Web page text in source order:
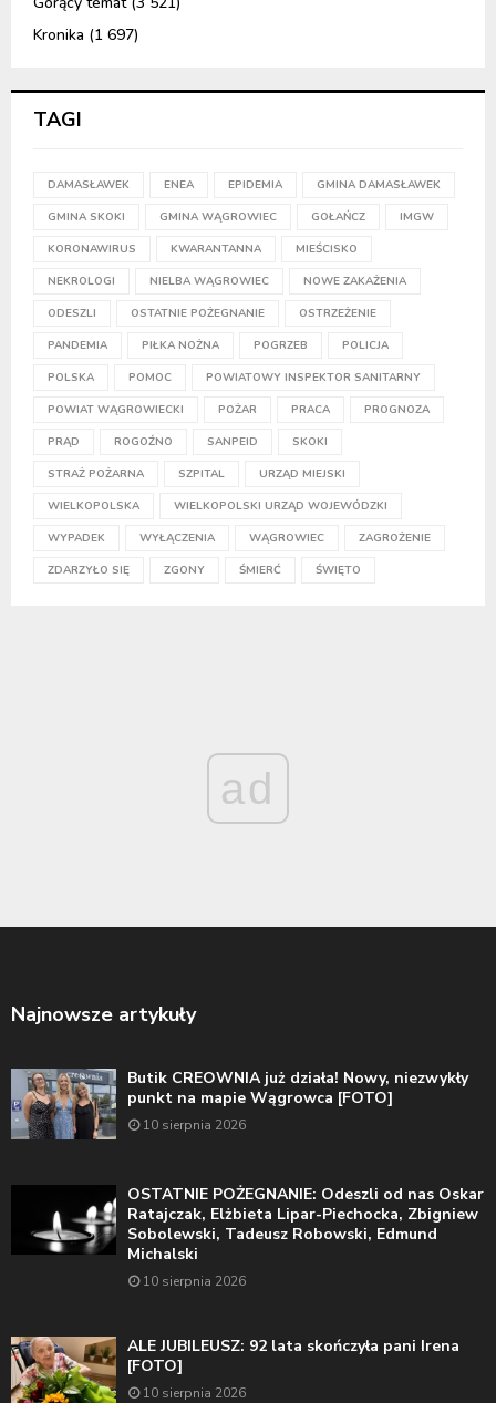
Kronika (1 697)
TAGI
DAMASŁAWEK ENEA EPIDEMIA GMINA DAMASŁAWEK
GMINA SKOKI GMINA WĄGROWIEC GOŁAŃCZ IMGW
KORONAWIRUS KWARANTANNA MIEŚCISKO
NEKROLOGI NIELBA WĄGROWIEC NOWE ZAKAŻENIA
ODESZLI OSTATNIE POŻEGNANIE OSTRZEŻENIE
PANDEMIA PIŁKA NOŻNA POGRZEB POLICJA
POLSKA POMOC POWIATOWY INSPEKTOR SANITARNY
POWIAT WĄGROWIECKI POŻAR PRACA PROGNOZA
PRĄD ROGOŹNO SANPEID SKOKI
STRAŻ POŻARNA SZPITAL URZĄD MIEJSKI
WIELKOPOLSKA WIELKOPOLSKI URZĄD WOJEWÓDZKI
WYPADEK WYŁĄCZENIA WĄGROWIEC ZAGROŻENIE
ZDARZYŁO SIĘ ZGONY ŚMIERĆ ŚWIĘTO
ad
Najnowsze artykuły
Butik CREOWNIA już działa! Nowy, niezwykły
punkt na mapie Wągrowca [FOTO]
10 sierpnia 2026
OSTATNIE POŻEGNANIE: Odeszli od nas Oskar
Ratajczak, Elżbieta Lipar-Piechocka, Zbigniew
Sobolewski, Tadeusz Robowski, Edmund
Michalski
10 sierpnia 2026
ALE JUBILEUSZ: 92 lata skończyła pani Irena
[FOTO]
10 sierpnia 2026